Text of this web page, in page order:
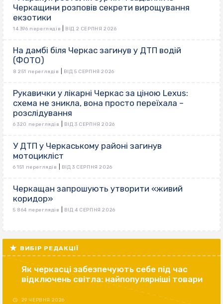
Черкащини розповів секрети вирощування
екзотики
14 396 переглядів ВІД 2 СЕРПНЯ 2026
На дамбі біля Черкас загинув у ДТП водій
(ФОТО)
8 251 переглядів ВІД 5 СЕРПНЯ 2026
Рукавички у лікарні Черкас за ціною Lexus:
схема не зникла, вона просто переїхала –
розслідування
6 320 переглядів ВІД 3 СЕРПНЯ 2026
У ДТП у Черкаському районі загинув
мотоцикліст
6 151 переглядів ВІД 3 СЕРПНЯ 2026
Черкащан запрошують утворити «живий
коридор»
5 864 переглядів ВІД 4 СЕРПНЯ 2026
ВИБІР РЕДАКЦІЇ
Як черкасці забезпечують себе під час
відключень світла: найпопулярніші товари
29 ЧЕРВНЯ 2026